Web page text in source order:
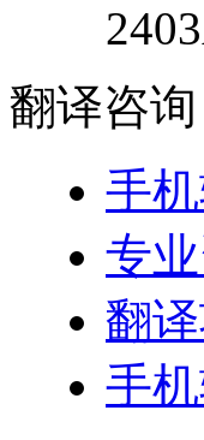
翻译咨询
手
专
翻
手